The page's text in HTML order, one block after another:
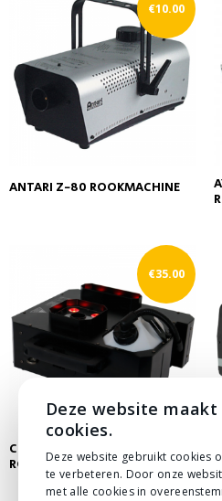
ANTARI Z-80 ROOKMACHINE
€10.00
CHAUVET GEYSER P7 VERTICALE
ROOKMACHINE
€35.00
Deze website
cookies.
Deze website gebruikt cookies
te verbeteren. Door onze
met alle cookies in